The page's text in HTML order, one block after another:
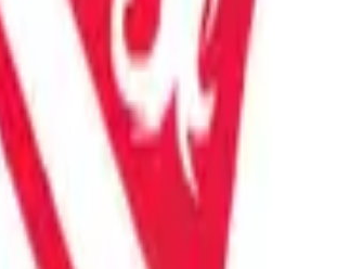
öne çıkan çelik anal pluglar, son yıllarda fantezi
kendilerini keşfetmelerine, rutinlerini